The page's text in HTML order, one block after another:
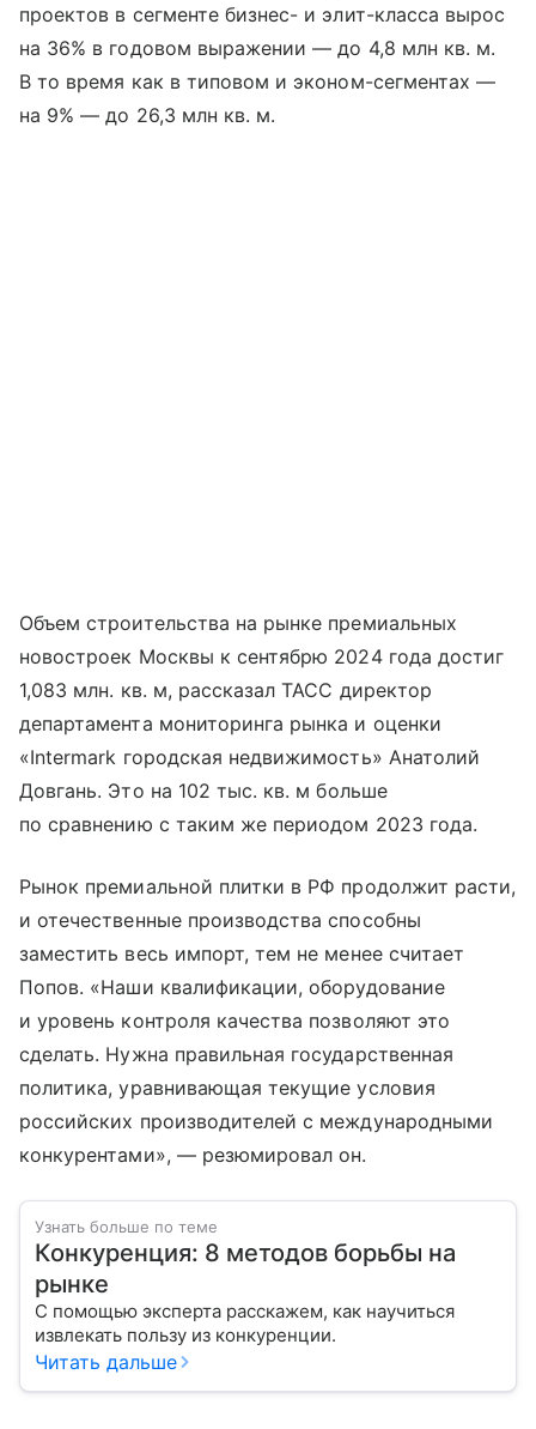
проектов в сегменте бизнес- и элит-класса вырос
на 36% в годовом выражении — до 4,8 млн кв. м.
В то время как в типовом и эконом-сегментах —
на 9% — до 26,3 млн кв. м.
Объем строительства на рынке премиальных
новостроек Москвы к сентябрю 2024 года достиг
1,083 млн. кв. м, рассказал ТАСС директор
департамента мониторинга рынка и оценки
«Intermark городская недвижимость» Анатолий
Довгань. Это на 102 тыс. кв. м больше
по сравнению с таким же периодом 2023 года.
Рынок премиальной плитки в РФ продолжит расти,
и отечественные производства способны
заместить весь импорт, тем не менее считает
Попов. «Наши квалификации, оборудование
и уровень контроля качества позволяют это
сделать. Нужна правильная государственная
политика, уравнивающая текущие условия
российских производителей с международными
конкурентами», — резюмировал он.
Узнать больше по теме
Конкуренция: 8 методов борьбы на
рынке
С помощью эксперта расскажем, как научиться
извлекать пользу из конкуренции.
Читать дальше